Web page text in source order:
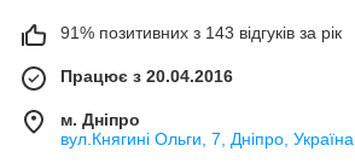
91% позитивних з 143 відгуків за рік
Працює з 20.04.2016
м. Дніпро
вул.Княгині Ольги, 7, Дніпро, Україна